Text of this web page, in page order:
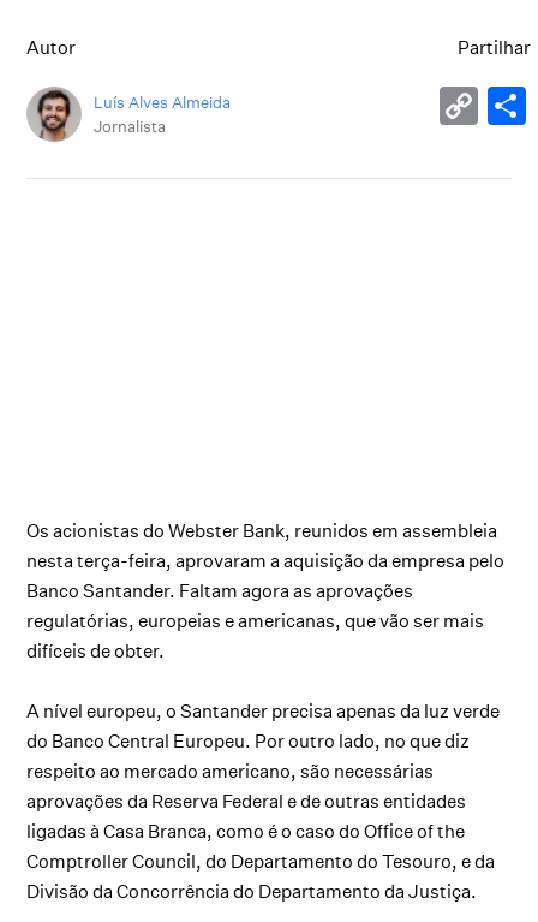
Autor
Luís Alves Almeida
Jornalista
Partilhar
Os acionistas do Webster Bank, reunidos em assembleia
nesta terça-feira, aprovaram a aquisição da empresa pelo
Banco Santander. Faltam agora as aprovações
regulatórias, europeias e americanas, que vão ser mais
difíceis de obter.
A nível europeu, o Santander precisa apenas da luz verde
do Banco Central Europeu. Por outro lado, no que diz
respeito ao mercado americano, são necessárias
aprovações da Reserva Federal e de outras entidades
ligadas à Casa Branca, como é o caso do Office of the
Comptroller Council, do Departamento do Tesouro, e da
Divisão da Concorrência do Departamento da Justiça.